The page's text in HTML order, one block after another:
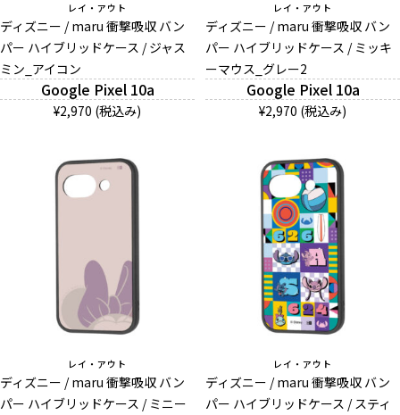
レイ・アウト
ディズニー / maru 衝撃吸収 バン
パー ハイブリッドケース / ジャス
ミン_アイコン
Google Pixel 10a
¥2,970 (税込み)
レイ・アウト
ディズニー / maru 衝撃吸収 バン
パー ハイブリッドケース / ミッキ
ーマウス_グレー2
Google Pixel 10a
¥2,970 (税込み)
レイ・アウト
ディズニー / maru 衝撃吸収 バン
パー ハイブリッドケース / ミニー
レイ・アウト
ディズニー / maru 衝撃吸収 バン
パー ハイブリッドケース / スティ